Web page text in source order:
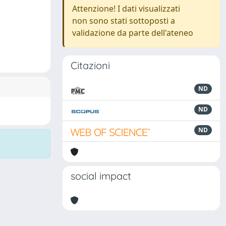
Attenzione! I dati visualizzati
non sono stati sottoposti a
validazione da parte dell'ateneo
Citazioni
ND
ND
ND
social impact